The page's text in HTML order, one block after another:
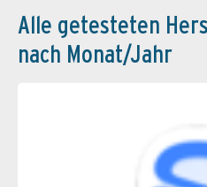
Alle getesteten
nach Monat/Jahr